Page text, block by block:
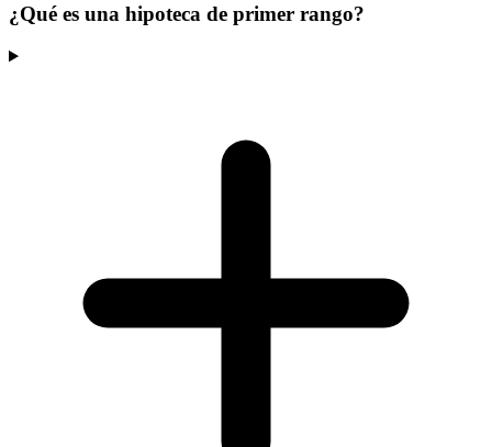
¿Qué es una hipoteca de primer rango?